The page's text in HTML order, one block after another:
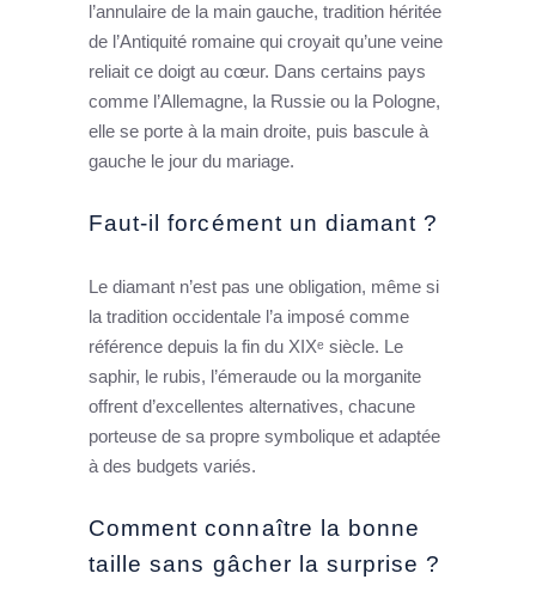
l’annulaire de la main gauche, tradition héritée
de l’Antiquité romaine qui croyait qu’une veine
reliait ce doigt au cœur. Dans certains pays
comme l’Allemagne, la Russie ou la Pologne,
elle se porte à la main droite, puis bascule à
gauche le jour du mariage.
Faut-il forcément un diamant ?
Le diamant n’est pas une obligation, même si
la tradition occidentale l’a imposé comme
référence depuis la fin du XIXᵉ siècle. Le
saphir, le rubis, l’émeraude ou la morganite
offrent d’excellentes alternatives, chacune
porteuse de sa propre symbolique et adaptée
à des budgets variés.
Comment connaître la bonne
taille sans gâcher la surprise ?